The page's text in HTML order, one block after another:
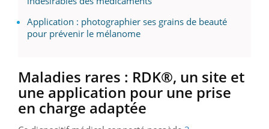
Application : photographier ses grains de beauté
pour prévenir le mélanome
Maladies rares : RDK®, un site et
une application pour une prise
en charge adaptée